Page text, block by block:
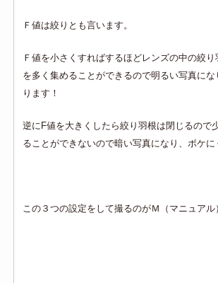
Ｆ値は絞りとも言います。
Ｆ値を小さくすればするほどレンズの中の絞
を多く集めることができるので明るい写真に
ります！
逆にF値を大きくしたら絞り羽根は閉じるので
ることができないので暗い写真になり、ボケに
この３つの設定をして撮るのがＭ（マニュアル